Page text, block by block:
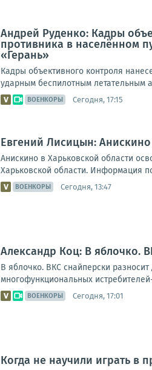
Андрей Руденко: Кадры
противника в населённом
«Герань»
Кадры объективного контроля
ударным беспилотным летательным
ВОЕНКОРЫ Сегодня, 17:15
Евгений Лисицын:
Анискино в Харьковской области
Харьковской области. Информация
ВОЕНКОРЫ Сегодня, 13:47
Александр Коц: В яблочко.
В яблочко. ВКС снайперски
многофункциональных
ВОЕНКОРЫ Сегодня, 17:01
Когда не научили играть в